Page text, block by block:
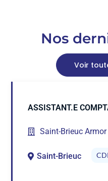
Nos
Voir
ASSISTANT.E
Saint-Brieuc
Saint-Brieuc CDI